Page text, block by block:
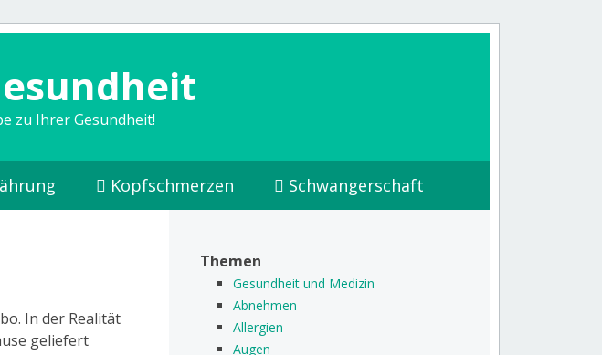
zu Ihrer Gesundheit!
Kopfschmerzen Schwangerschaft
In der Realität
geliefert
Themen
Gesundheit und Medizin
Abnehmen
Allergien
Augen